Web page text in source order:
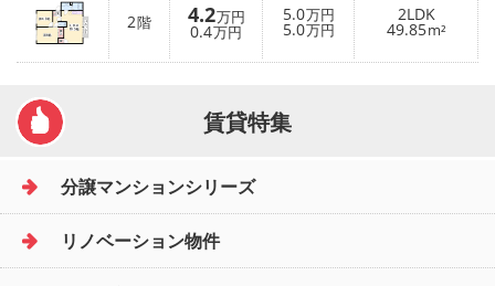
2階 4.2万円
0.4万円
5.0万円
5.0万円
2LDK
49.85m²
賃貸特集
分譲マンションシリーズ
リノベーション物件